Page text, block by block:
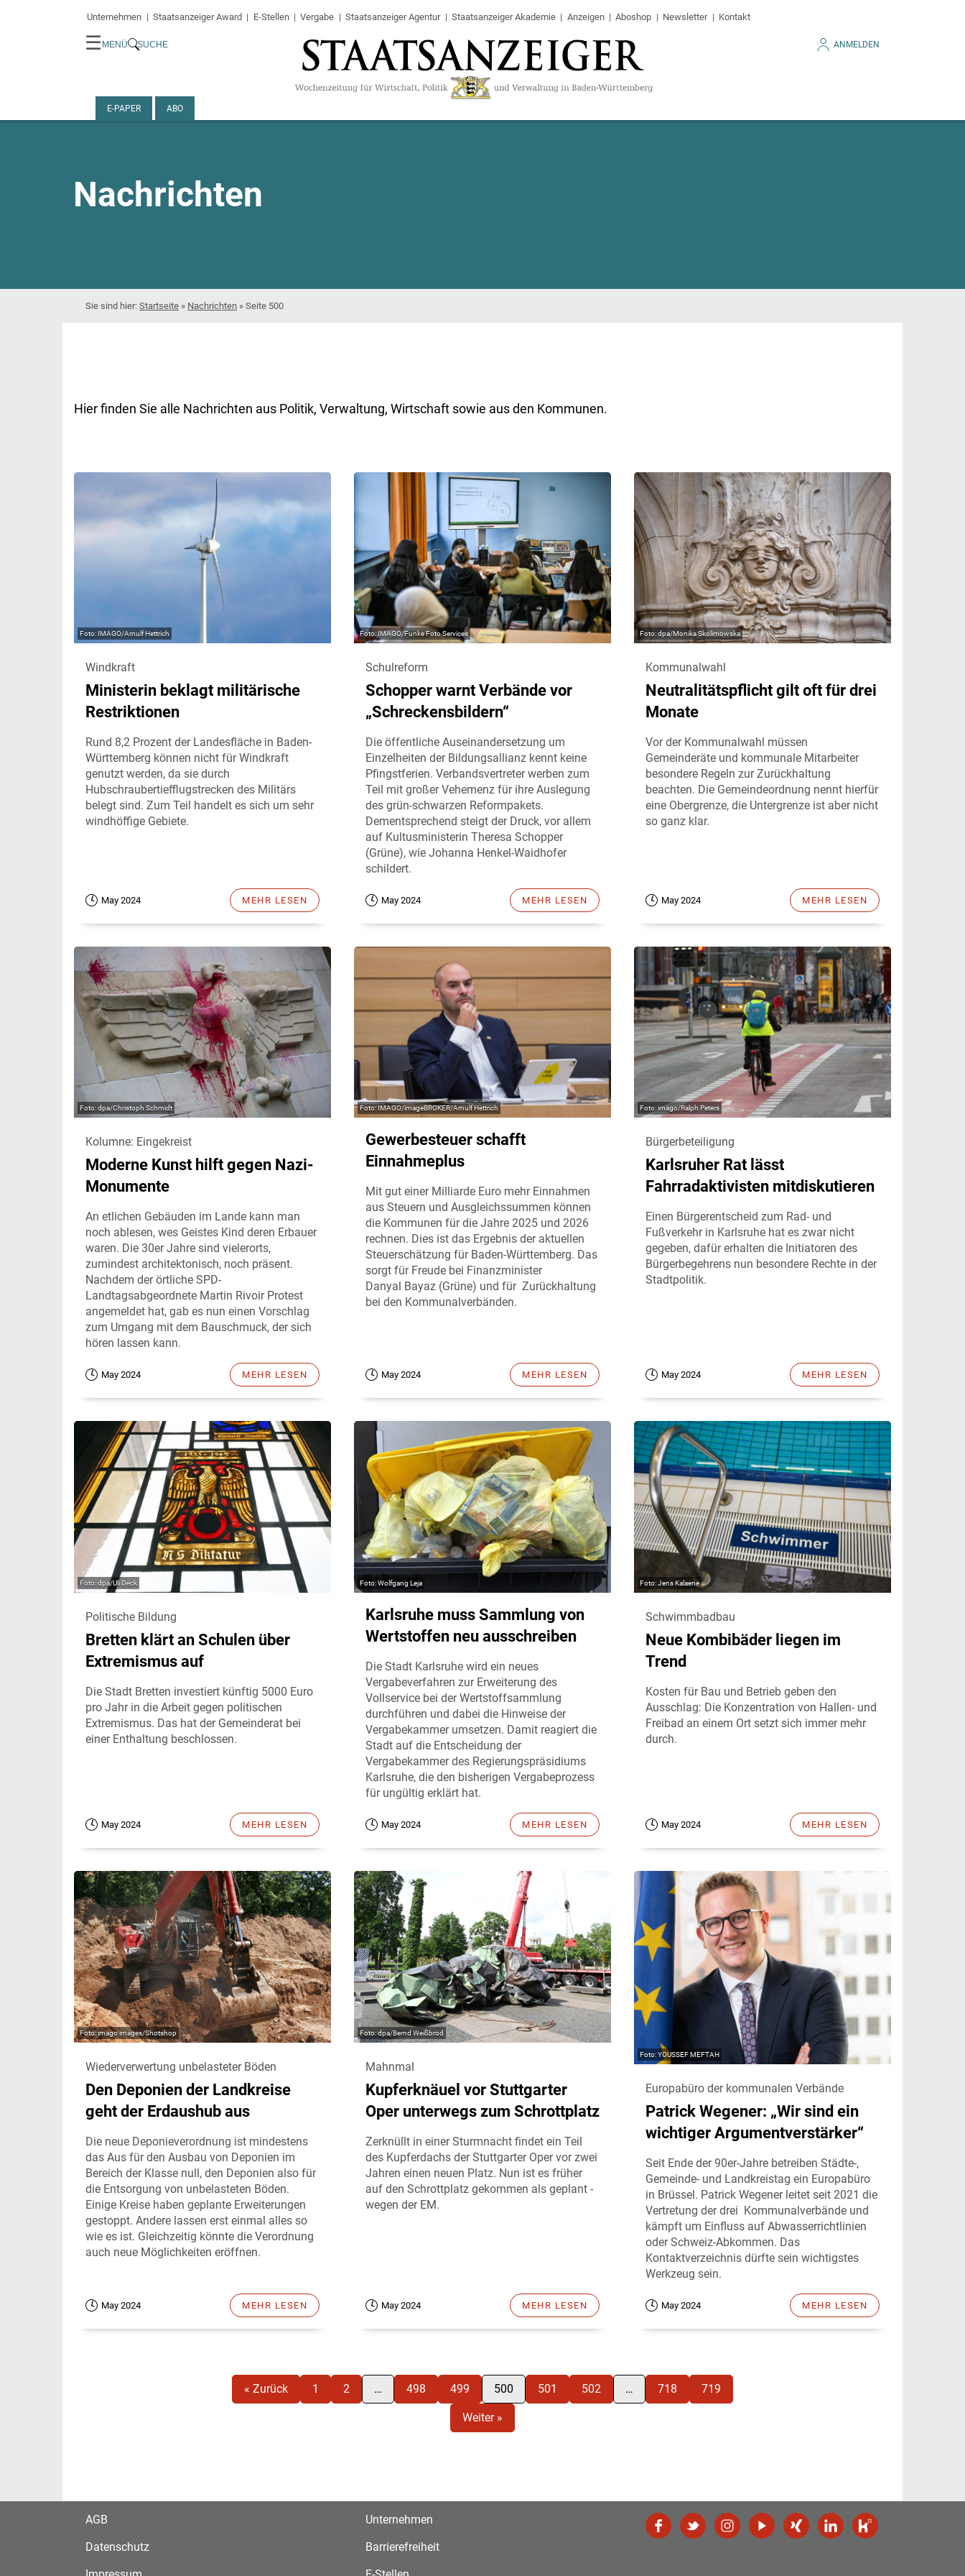
Unternehmen Staatsanzeiger Award E-Stellen Vergabe Staatsanzeiger Agentur Staatsanzeiger Akademie Anzeigen Aboshop Newsletter Kontakt
☰ MENÜ SUCHE ANMELDEN
E-PAPER ABO
Nachrichten
Startseite » Nachrichten » Seite 500
Hier finden Sie alle Nachrichten aus Politik, Verwaltung, Wirtschaft sowie aus den Kommunen.
IMAGO/Arnulf Hettrich
Windkraft
Ministerin beklagt militärische
Restriktionen
Rund 8,2 Prozent der Landesfläche in Baden-
Württemberg können nicht für Windkraft
genutzt werden, da sie durch
Hubschraubertiefflugstrecken des Militärs
belegt sind. Zum Teil handelt es sich um sehr
windhöffige Gebiete.
May 2024 MEHR LESEN
IMAGO/Funke Foto Services
Schulreform
Schopper warnt Verbände vor
„Schreckensbildern“
Die öffentliche Auseinandersetzung um
Einzelheiten der Bildungsallianz kennt keine
Pfingstferien. Verbandsvertreter werben zum
Teil mit großer Vehemenz für ihre Auslegung
des grün-schwarzen Reformpakets.
Dementsprechend steigt der Druck, vor allem
auf Kultusministerin Theresa Schopper
(Grüne), wie Johanna Henkel-Waidhofer
schildert.
May 2024 MEHR LESEN
dpa/Monika Skolimowska
Kommunalwahl
Neutralitätspflicht gilt oft für drei
Monate
Vor der Kommunalwahl müssen
Gemeinderäte und kommunale Mitarbeiter
besondere Regeln zur Zurückhaltung
beachten. Die Gemeindeordnung nennt hierfür
eine Obergrenze, die Untergrenze ist aber nicht
so ganz klar.
May 2024 MEHR LESEN
dpa/Christoph Schmidt
Kolumne: Eingekreist
Moderne Kunst hilft gegen Nazi-
Monumente
An etlichen Gebäuden im Lande kann man
noch ablesen, wes Geistes Kind deren Erbauer
waren. Die 30er Jahre sind vielerorts,
zumindest architektonisch, noch präsent.
Nachdem der örtliche SPD-
Landtagsabgeordnete Martin Rivoir Protest
angemeldet hat, gab es nun einen Vorschlag
zum Umgang mit dem Bauschmuck, der sich
hören lassen kann.
May 2024 MEHR LESEN
IMAGO/imageBROKER/Arnulf Hettrich
Gewerbesteuer schafft
Einnahmeplus
Mit gut einer Milliarde Euro mehr Einnahmen
aus Steuern und Ausgleichssummen können
die Kommunen für die Jahre 2025 und 2026
rechnen. Dies ist das Ergebnis der aktuellen
Steuerschätzung für Baden-Württemberg. Das
sorgt für Freude bei Finanzminister
Danyal Bayaz (Grüne) und für Zurückhaltung
bei den Kommunalverbänden.
May 2024 MEHR LESEN
imago/Ralph Peters
Bürgerbeteiligung
Karlsruher Rat lässt
Fahrradaktivisten mitdiskutieren
Einen Bürgerentscheid zum Rad- und
Fußverkehr in Karlsruhe hat es zwar nicht
gegeben, dafür erhalten die Initiatoren des
Bürgerbegehrens nun besondere Rechte in der
Stadtpolitik.
May 2024 MEHR LESEN
dpa/Uli Deck
Politische Bildung
Bretten klärt an Schulen über
Extremismus auf
Die Stadt Bretten investiert künftig 5000 Euro
pro Jahr in die Arbeit gegen politischen
Extremismus. Das hat der Gemeinderat bei
einer Enthaltung beschlossen.
May 2024 MEHR LESEN
Wolfgang Leja
Karlsruhe muss Sammlung von
Wertstoffen neu ausschreiben
Die Stadt Karlsruhe wird ein neues
Vergabeverfahren zur Erweiterung des
Vollservice bei der Wertstoffsammlung
durchführen und dabei die Hinweise der
Vergabekammer umsetzen. Damit reagiert die
Stadt auf die Entscheidung der
Vergabekammer des Regierungspräsidiums
Karlsruhe, die den bisherigen Vergabeprozess
für ungültig erklärt hat.
May 2024 MEHR LESEN
Jens Kalaene
Schwimmbadbau
Neue Kombibäder liegen im
Trend
Kosten für Bau und Betrieb geben den
Ausschlag: Die Konzentration von Hallen- und
Freibad an einem Ort setzt sich immer mehr
durch.
May 2024 MEHR LESEN
imago images/Shotshop
Wiederverwertung unbelasteter Böden
Den Deponien der Landkreise
geht der Erdaushub aus
Die neue Deponieverordnung ist mindestens
das Aus für den Ausbau von Deponien im
Bereich der Klasse null, den Deponien also für
die Entsorgung von unbelasteten Böden.
Einige Kreise haben geplante Erweiterungen
gestoppt. Andere lassen erst einmal alles so
wie es ist. Gleichzeitig könnte die Verordnung
auch neue Möglichkeiten eröffnen.
May 2024 MEHR LESEN
dpa/Bernd Weißbrod
Mahnmal
Kupferknäuel vor Stuttgarter
Oper unterwegs zum Schrottplatz
Zerknüllt in einer Sturmnacht findet ein Teil
des Kupferdachs der Stuttgarter Oper vor zwei
Jahren einen neuen Platz. Nun ist es früher
auf den Schrottplatz gekommen als geplant -
wegen der EM.
May 2024 MEHR LESEN
YOUSSEF MEFTAH
Europabüro der kommunalen Verbände
Patrick Wegener: „Wir sind ein
wichtiger Argumentverstärker“
Seit Ende der 90er-Jahre betreiben Städte-,
Gemeinde- und Landkreistag ein Europabüro
in Brüssel. Patrick Wegener leitet seit 2021 die
Vertretung der drei Kommunalverbände und
kämpft um Einfluss auf Abwasserrichtlinien
oder Schweiz-Abkommen. Das
Kontaktverzeichnis dürfte sein wichtigstes
Werkzeug sein.
May 2024 MEHR LESEN
« Zurück 1 2 … 498 499 500 501 502 … 718 719
Weiter »
AGB
Datenschutz
Unternehmen
Barrierefreiheit